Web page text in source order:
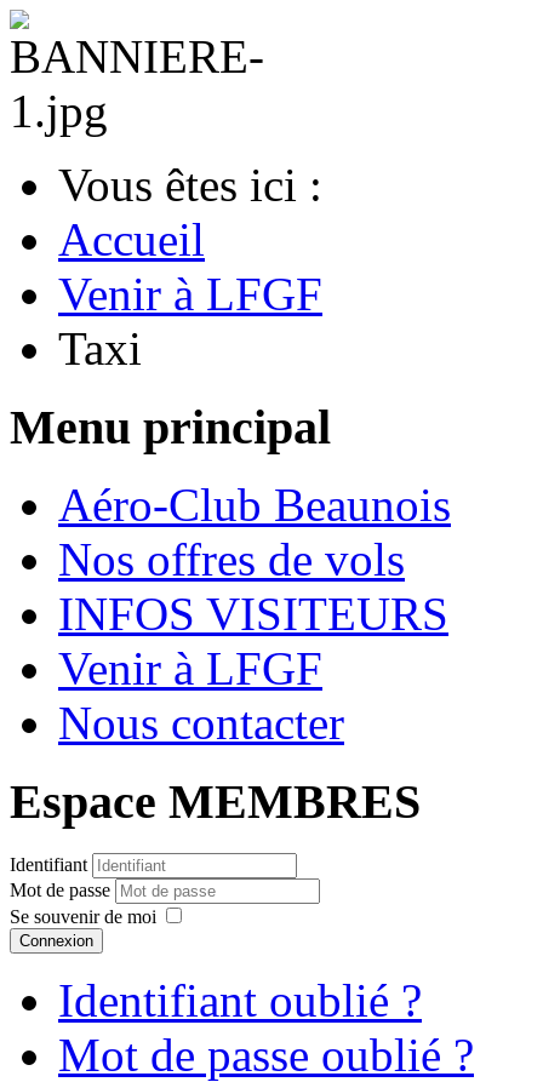
Vous êtes ici :
Accueil
Venir à LFGF
Taxi
Menu principal
Aéro-Club Beaunois
Nos offres de vols
INFOS VISITEURS
Venir à LFGF
Nous contacter
Espace MEMBRES
Identifiant
Mot de passe
Se souvenir de moi
Connexion
Identifiant oublié ?
Mot de passe oublié ?